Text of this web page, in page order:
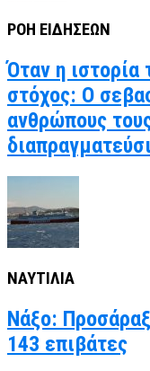
ΡΟΗ ΕΙΔΗΣΕΩΝ
Όταν η ιστορία
στόχος: Ο
ανθρώπους
ΝΑΥΤΙΛΙΑ
Νάξο:
143 επιβάτες